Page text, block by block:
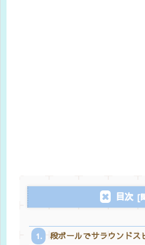
目次
段ボールでサラウンドス